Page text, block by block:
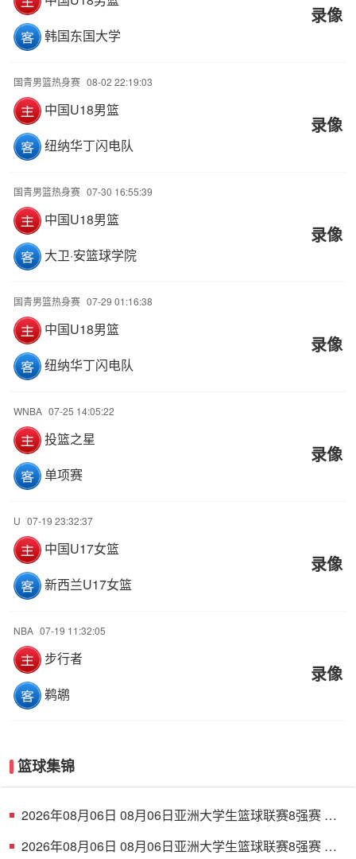
韩国东国大学
录像
国青男篮热身赛 08-02 22:19:03
中国U18男篮
纽纳华丁闪电队
录像
国青男篮热身赛 07-30 16:55:39
中国U18男篮
大卫·安篮球学院
录像
国青男篮热身赛 07-29 01:16:38
中国U18男篮
纽纳华丁闪电队
录像
WNBA 07-25 14:05:22
投篮之星
单项赛
录像
U 07-19 23:32:37
中国U17女篮
新西兰U17女篮
录像
NBA 07-19 11:32:05
步行者
鹈鹕
录像
篮球集锦
2026年08月06日 08月06日亚洲大学生篮球联赛8强赛 清
2026年08月06日 08月06日亚洲大学生篮球联赛8强赛 早